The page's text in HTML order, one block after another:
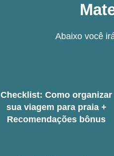
Abaixo você
Checklist: Como organizar
sua viagem para praia +
Recomendações bônus